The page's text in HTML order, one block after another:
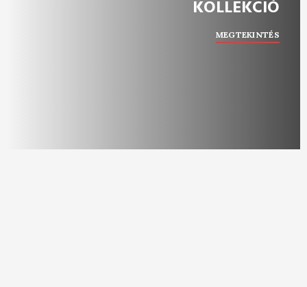
KOLLEKCIÓ
MEGTEKINTÉS